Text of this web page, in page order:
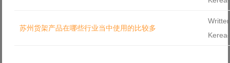
苏州货架产品在哪些行业当中使用的比较多